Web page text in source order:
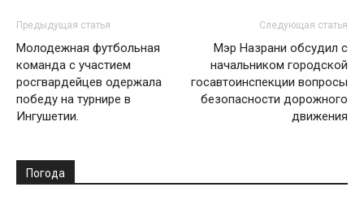
Предыдущая статья
Молодежная футбольная
команда с участием
росгвардейцев одержала
победу на турнире в
Ингушетии.
Следующая статья
Мэр Назрани обсудил с
начальником городской
госавтоинспекции вопросы
безопасности дорожного
движения
Погода